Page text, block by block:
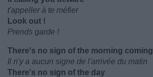
t'appeller à te méfier
Look out !
Prends garde !
There's no sign of the morning coming
Il n'y a aucun signe de l'arrivée du matin
There's no sign of the day